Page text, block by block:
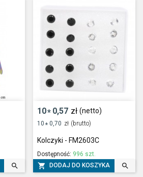

10* 0,57 zł (netto)
10 * 0,70 zł (brutto)
Kolczyki - FM2603C
Dostępność: 996 szt.
 DODAJ DO KOSZYKA 